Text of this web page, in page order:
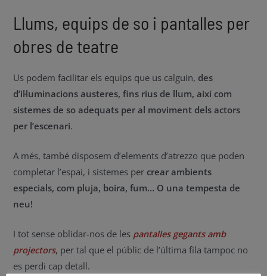
Llums, equips de so i pantalles per
obres de teatre
Us podem facilitar els equips que us calguin, des
d’il·luminacions austeres, fins rius de llum, així com
sistemes de so adequats per al moviment dels actors
per l’escenari.
A més, també disposem d’elements d’atrezzo que poden
completar l’espai, i sistemes per crear ambients
especials, com pluja, boira, fum… O una tempesta de
neu!
I tot sense oblidar-nos de les pantalles gegants amb
projectors, per tal que el públic de l’última fila tampoc no
es perdi cap detall.